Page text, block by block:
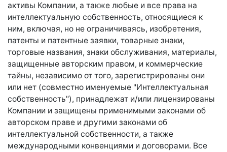
активы Компании, а также любые и все права на
интеллектуальную собственность, относящиеся к
ним, включая, но не ограничиваясь, изобретения,
патенты и патентные заявки, товарные знаки,
торговые названия, знаки обслуживания, материалы,
защищенные авторским правом, и коммерческие
тайны, независимо от того, зарегистрированы они
или нет (совместно именуемые "Интеллектуальная
собственность"), принадлежат и/или лицензированы
Компании и защищены применимыми законами об
авторском праве и другими законами об
интеллектуальной собственности, а также
международными конвенциями и договорами. Все